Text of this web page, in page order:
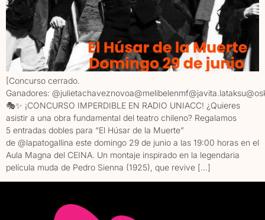
[Concurso cerrado.
Ganadores:
🎭✨ ¡CONCURSO IMPERDIBLE EN RADIO UNIACC! ¿Quieres
asistir a una obra fundamental del teatro chileno? Regalamos
5 entradas dobles para “El Húsar de la Muerte”
de @lapatogallina este domingo 29 de junio a las 19:00 horas en el
Aula Magna del CEINA. Un montaje inspirado en la legendaria
película muda de Pedro Sienna (1925), que revive […]